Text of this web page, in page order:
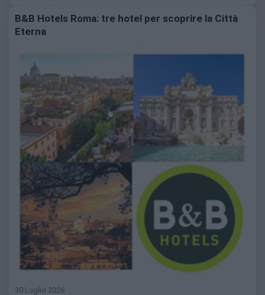
B&B Hotels Roma: tre hotel per scoprire la Città
Eterna
30 Luglio 2026